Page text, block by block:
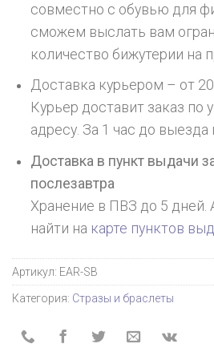
совместно с обувью для
сможем выслать вам
количество бижутерии на
Доставка курьером – от
Курьер доставит заказ по
адресу. За 1 час до выезда
Доставка в пункт выдачи
послезавтра
Хранение в ПВЗ до 5
найти на карте пунктов
Артикул: EAR-SB
Категория: Стразы и браслеты